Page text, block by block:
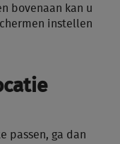
bovenaan kan u
instellen
passen, ga dan